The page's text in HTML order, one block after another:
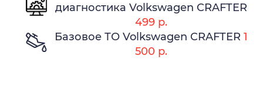
диагностика Volkswagen CRAFTER
499 р.
Базовое ТО Volkswagen CRAFTER 1
500 р.